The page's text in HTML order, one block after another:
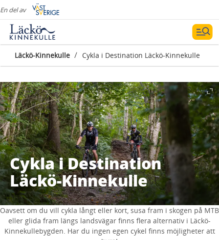
En del av
Läckö-Kinnekulle / Cykla i Destination Läckö-Kinnekulle
Cykla i Destination
Läckö-Kinnekulle
Oavsett om du vill cykla långt eller kort, susa fram i skogen på MTB
eller glida fram längs landsvägar finns flera alternativ i Läckö-
Kinnekullebygden. Har du ingen egen cykel finns möjligheter att